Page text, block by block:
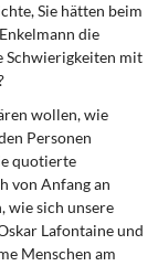
Sie hätten beim
die
Schwierigkeiten mit
wollen, wie
Personen
quotierte
von Anfang an
wie sich unsere
Lafontaine und
Menschen am